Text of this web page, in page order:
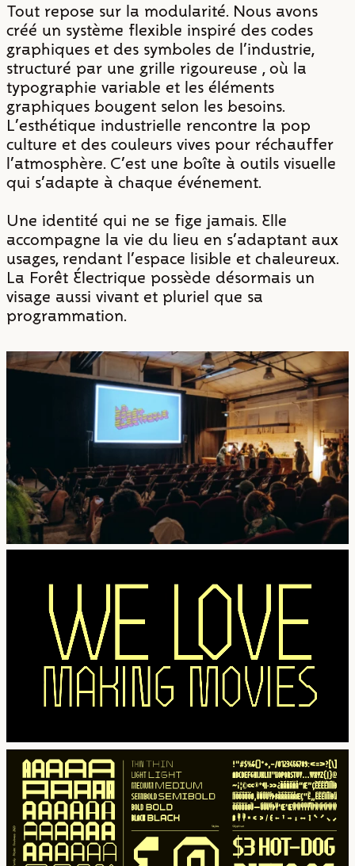
Tout repose sur la modularité. Nous avons
créé un système flexible inspiré des codes
graphiques et des symboles de l'industrie,
structuré par une grille rigoureuse , où la
typographie variable et les éléments
graphiques bougent selon les besoins.
L'esthétique industrielle rencontre la pop
culture et des couleurs vives pour réchauffer
l'atmosphère. C'est une boîte à outils visuelle
qui s'adapte à chaque événement.
Une identité qui ne se fige jamais. Elle
accompagne la vie du lieu en s'adaptant aux
usages, rendant l'espace lisible et chaleureux.
La Forêt Électrique possède désormais un
visage aussi vivant et pluriel que sa
programmation.